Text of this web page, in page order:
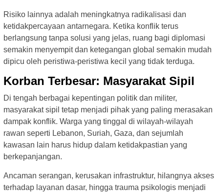
Risiko lainnya adalah meningkatnya radikalisasi dan
ketidakpercayaan antarnegara. Ketika konflik terus
berlangsung tanpa solusi yang jelas, ruang bagi diplomasi
semakin menyempit dan ketegangan global semakin mudah
dipicu oleh peristiwa-peristiwa kecil yang tidak terduga.
Korban Terbesar: Masyarakat Sipil
Di tengah berbagai kepentingan politik dan militer,
masyarakat sipil tetap menjadi pihak yang paling merasakan
dampak konflik. Warga yang tinggal di wilayah-wilayah
rawan seperti Lebanon, Suriah, Gaza, dan sejumlah
kawasan lain harus hidup dalam ketidakpastian yang
berkepanjangan.
Ancaman serangan, kerusakan infrastruktur, hilangnya akses
terhadap layanan dasar, hingga trauma psikologis menjadi